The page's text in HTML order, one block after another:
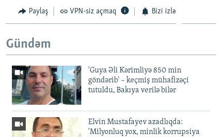
Paylaş VPN-siz açmaq Bizi izlə
Gündəm
'Guya Əli Kərimliyə 850 min
göndərib' – keçmiş mühafizəçi
tutuldu, Bakıya verilə bilər
Elvin Mustafayev azadlıqda:
'Milyonluq yox, minlik korrupsiya